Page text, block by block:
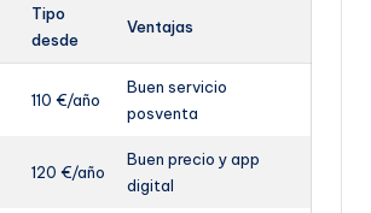
Tipo
desde
Ventajas
110 €/año
Buen servicio
posventa
120 €/año
Buen precio y app
digital